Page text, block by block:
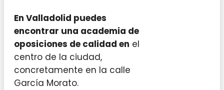
En Valladolid puedes
encontrar una academia de
oposiciones de calidad en el
centro de la ciudad,
concretamente en la calle
García Morato.